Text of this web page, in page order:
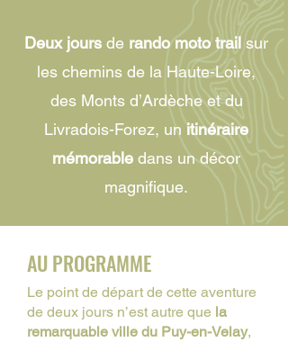
Deux jours de rando moto trail sur
les chemins de la Haute-Loire,
des Monts d’Ardèche et du
Livradois-Forez, un itinéraire
mémorable dans un décor
magnifique.
AU PROGRAMME
Le point de départ de cette aventure
de deux jours n’est autre que la
remarquable ville du Puy-en-Velay,